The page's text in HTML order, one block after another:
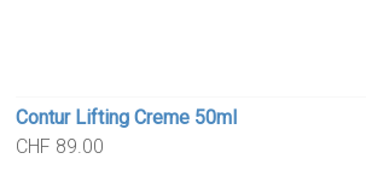
Contur Lifting Creme 50ml
CHF 89.00